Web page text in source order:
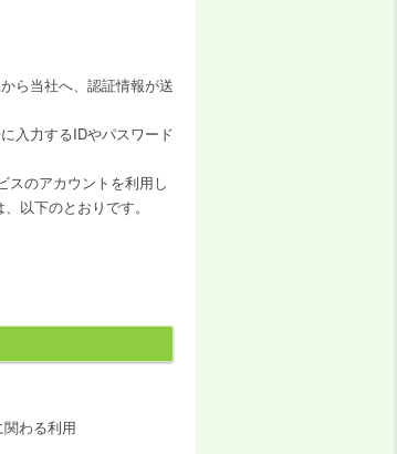
ら当社へ、認証情報が送
入力するIDやパスワード
スのアカウントを利用し
以下のとおりです。
わる利用